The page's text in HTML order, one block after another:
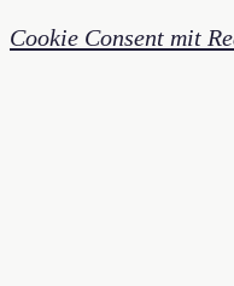
Cookie Consent mit